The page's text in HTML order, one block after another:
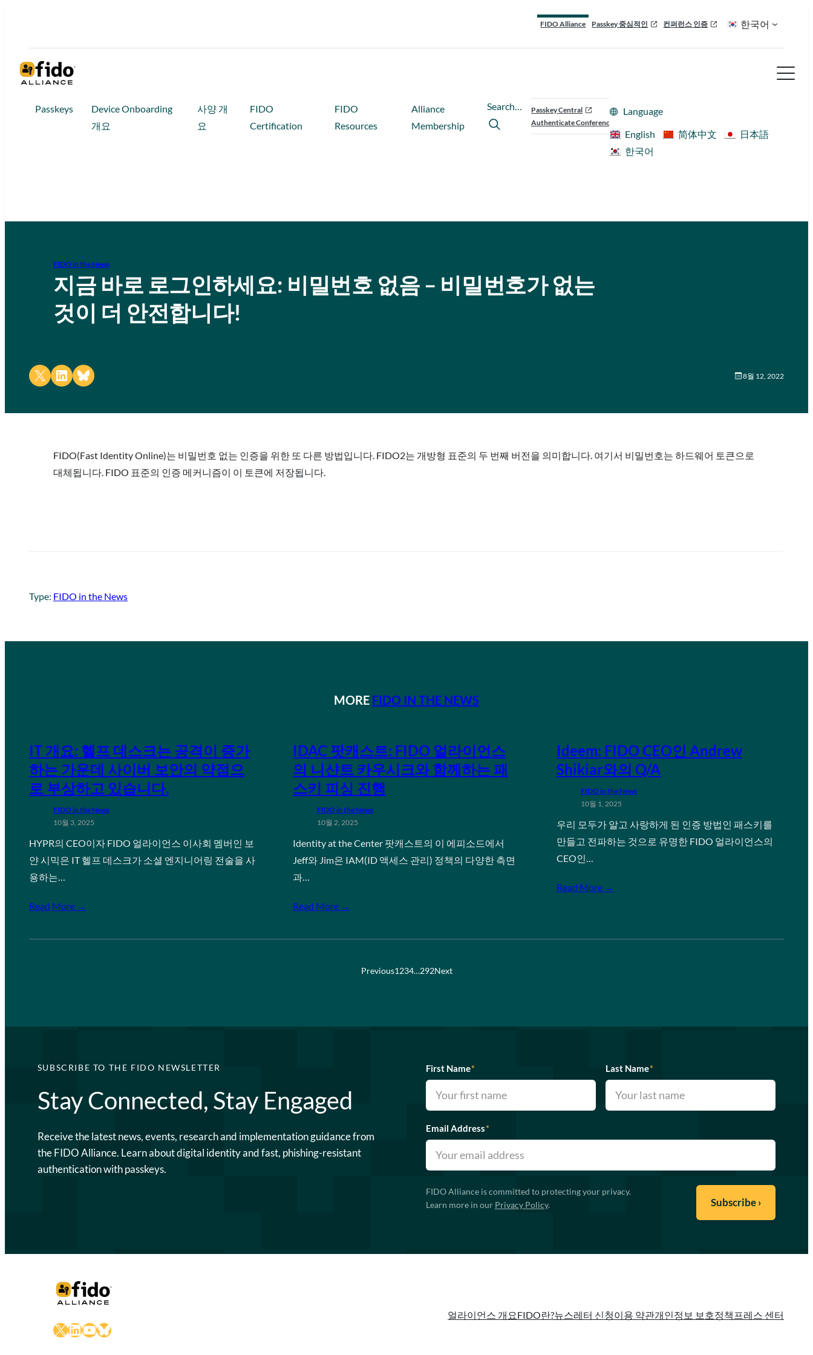
FIDO Alliance Passkey 중심적인 컨퍼런스 인증 한국어
Passkeys
Device Onboarding
개요
사양 개
요
FIDO
Certification
FIDO
Resources
Alliance
Membership
Search…
Passkey Central
Authenticate Conference
Language
English
简体中文
日本語
한국어
FIDO in the News
지금 바로 로그인하세요: 비밀번호 없음 – 비밀번호가 없는
것이 더 안전합니다!
Share on X Share on LinkedIn
Share on Bluesky 8월 12, 2022
FIDO(Fast Identity Online)는 비밀번호 없는 인증을 위한 또 다른 방법입니다. FIDO2는 개방형 표준의 두 번째 버전을 의미합니다. 여기서 비밀번호는 하드웨어 토큰으로
대체됩니다. FIDO 표준의 인증 메커니즘이 이 토큰에 저장됩니다.
Type: FIDO in the News
MORE FIDO IN THE NEWS
IT 개요: 헬프 데스크는 공격이 증가
하는 가운데 사이버 보안의 약점으
로 부상하고 있습니다.
FIDO in the News
10월 3, 2025
HYPR의 CEO이자 FIDO 얼라이언스 이사회 멤버인 보
얀 시믹은 IT 헬프 데스크가 소셜 엔지니어링 전술을 사
용하는…
Read More →
IDAC 팟캐스트: FIDO 얼라이언스
의 니샨트 카우시크와 함께하는 패
스키 피싱 진행
FIDO in the News
10월 2, 2025
Identity at the Center 팟캐스트의 이 에피소드에서
Jeff와 Jim은 IAM(ID 액세스 관리) 정책의 다양한 측면
과…
Read More →
Ideem: FIDO CEO인 Andrew
Shikiar와의 Q/A
FIDO in the News
10월 1, 2025
우리 모두가 알고 사랑하게 된 인증 방법인 패스키를
만들고 전파하는 것으로 유명한 FIDO 얼라이언스의
CEO인…
Read More →
Previous1234…292Next
SUBSCRIBE TO THE FIDO NEWSLETTER
Stay Connected, Stay Engaged
Receive the latest news, events, research and implementation guidance from
the FIDO Alliance. Learn about digital identity and fast, phishing-resistant
authentication with passkeys.
First Name* Last Name*
Email Address*
FIDO Alliance is committed to protecting your privacy.
Learn more in our Privacy Policy.
X LinkedIn
YouTube
Bluesky
얼라이언스 개요FIDO란?뉴스레터 신청이용 약관개인정보 보호정책 프레스 센터